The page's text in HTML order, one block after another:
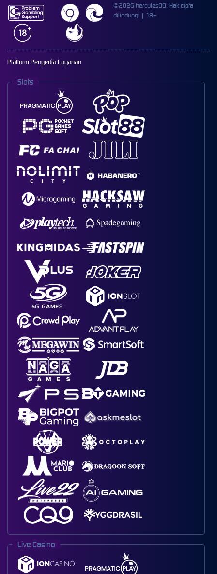
©2026 hercules99. Hak cipta
dilindungi | 18+
Platform Penyedia Layanan
Slots
Live Casino